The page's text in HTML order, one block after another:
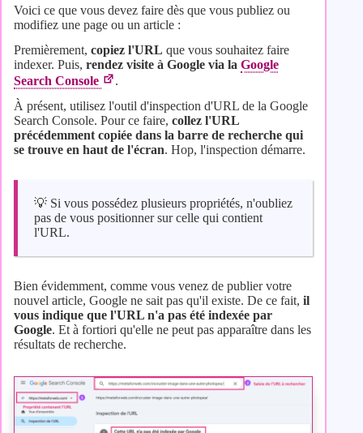
Voici ce que vous devez faire dès que vous publiez ou
modifiez une page ou un article :
Premièrement, copiez l'URL que vous souhaitez faire
indexer. Puis, rendez visite à Google via la Google
Search Console
.
À présent, utilisez l'outil d'inspection d'URL de la Google
Search Console. Pour ce faire, collez l'URL
précédemment copiée dans la barre de recherche qui
se trouve en haut de l'écran. Hop, l'inspection démarre.
💡 Si vous possédez plusieurs propriétés, n'oubliez
pas de vous positionner sur celle qui contient
l'URL.
Bien évidemment, comme vous venez de publier votre
nouvel article, Google ne sait pas qu'il existe. De ce fait, il
vous indique que l'URL n'a pas été indexée par
Google. Et à fortiori qu'elle ne peut pas apparaître dans les
résultats de recherche.